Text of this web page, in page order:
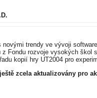
trendy ve vývoji
Fondu rozvoje vysokých
kopií hry UT2004 pro
zcela aktualizovány pro